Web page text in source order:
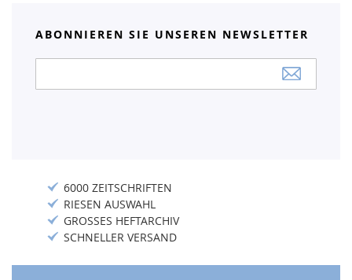
ABONNIEREN SIE UNSEREN NEWSLETTER
Newsletter:
6000 ZEITSCHRIFTEN
RIESEN AUSWAHL
GROSSES HEFTARCHIV
SCHNELLER VERSAND